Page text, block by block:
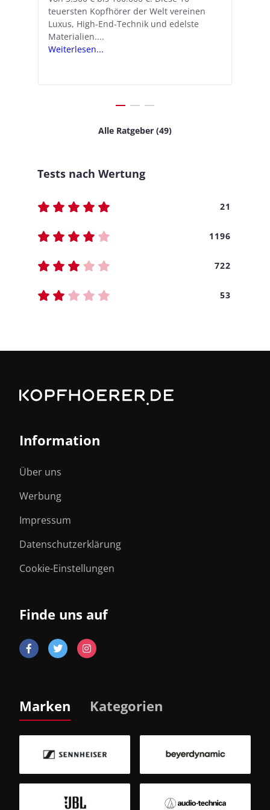
teuersten Kopfhörer der Welt vereinen
Luxus, High-End-Technik und edelste
Materialien....
Weiterlesen...
verwandelt Apple seine In-Ear-Kopfhörer
in kostengünstige Hörhilfen. In wenigen
Schritten...
Weiterlesen...
Alle Ratgeber (49)
Tests nach Wertung
21
1196
722
53
Information
Über uns
Werbung
Impressum
Datenschutzerklärung
Cookie-Einstellungen
Finde uns auf
Marken Kategorien